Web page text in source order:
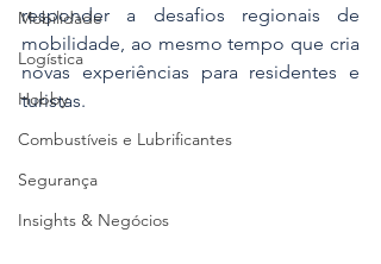
Mobilidade
Logística
Hobby
Combustíveis e Lubrificantes
Segurança
Insights & Negócios
responder a desafios regionais de
mobilidade, ao mesmo tempo que cria
novas experiências para residentes e
turistas.